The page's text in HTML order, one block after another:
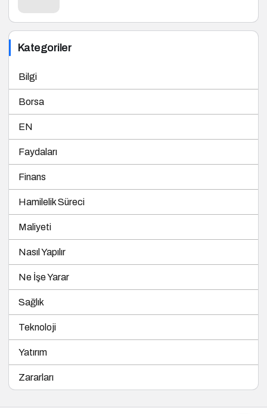
Kategoriler
Bilgi
Borsa
EN
Faydaları
Finans
Hamilelik Süreci
Maliyeti
Nasıl Yapılır
Ne İşe Yarar
Sağlık
Teknoloji
Yatırım
Zararları